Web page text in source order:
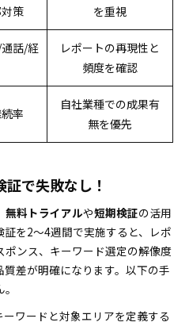
策
を重視
話/経
レポートの再現性と
頻度を確認
率
自社業種での成果有
無を優先
で失敗なし！
無料トライアルや短期検証の活用
を2〜4週間で実施すると、レポ
ンス、キーワード選定の解像度
差が明確になります。以下の手
ワードと対象エリアを定義する